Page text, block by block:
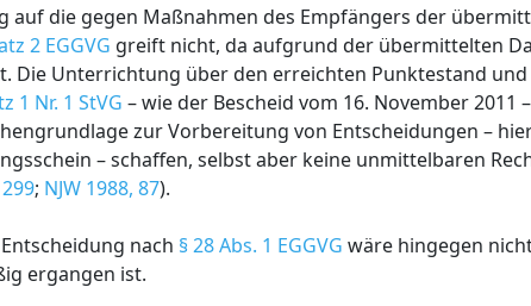
auf die gegen Maßnahmen des Empfängers der
2 EGGVG greift nicht, da aufgrund der übermittelten
Die Unterrichtung über den erreichten Punktestand
1 Nr. 1 StVG – wie der Bescheid vom 16. November
zur Vorbereitung von Entscheidungen –
– schaffen, selbst aber keine unmittelbaren
; NJW 1988, 87).
nach § 28 Abs. 1 EGGVG wäre hingegen
ergangen ist.